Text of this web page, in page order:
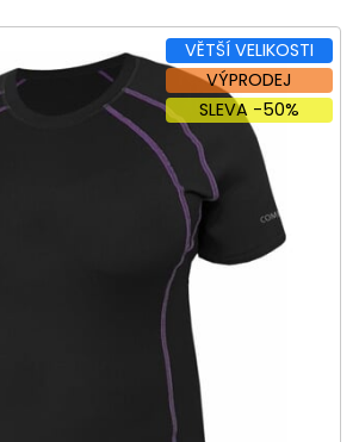
VĚTŠÍ VELIKOSTI
VÝPRODEJ
SLEVA -50%